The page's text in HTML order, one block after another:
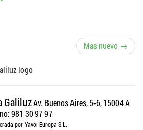
Mas nuevo →
GaliluzAv. Buenos Aires, 5-6, 15004 A
981 30 97 97
por Yavoi Europa S.L.